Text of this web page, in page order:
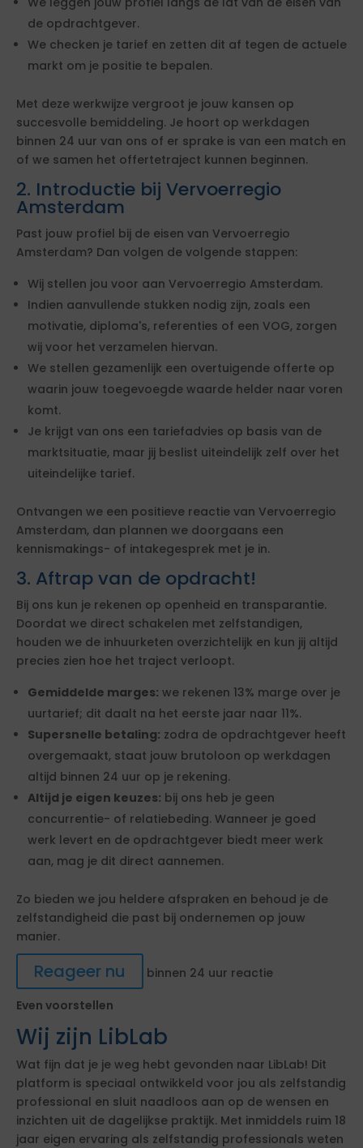
de opdrachtgever.
We checken je tarief en zetten dit af tegen de actuele
markt om je positie te bepalen.
Met deze werkwijze vergroot je jouw kansen op
succesvolle bemiddeling. Je hoort op werkdagen
binnen 24 uur van ons of er sprake is van een match en
of we samen het offertetraject kunnen beginnen.
2. Introductie bij Vervoerregio
Amsterdam
Past jouw profiel bij de eisen van Vervoerregio
Amsterdam? Dan volgen de volgende stappen:
Wij stellen jou voor aan Vervoerregio Amsterdam.
Indien aanvullende stukken nodig zijn, zoals een
motivatie, diploma's, referenties of een VOG, zorgen
wij voor het verzamelen hiervan.
We stellen gezamenlijk een overtuigende offerte op
waarin jouw toegevoegde waarde helder naar voren
komt.
Je krijgt van ons een tariefadvies op basis van de
marktsituatie, maar jij beslist uiteindelijk zelf over het
uiteindelijke tarief.
Ontvangen we een positieve reactie van Vervoerregio
Amsterdam, dan plannen we doorgaans een
kennismakings- of intakegesprek met je in.
3. Aftrap van de opdracht!
Bij ons kun je rekenen op openheid en transparantie.
Doordat we direct schakelen met zelfstandigen,
houden we de inhuurketen overzichtelijk en kun jij altijd
precies zien hoe het traject verloopt.
Gemiddelde marges: we rekenen 13% marge over je
uurtarief; dit daalt na het eerste jaar naar 11%.
Supersnelle betaling: zodra de opdrachtgever heeft
overgemaakt, staat jouw brutoloon op werkdagen
altijd binnen 24 uur op je rekening.
Altijd je eigen keuzes: bij ons heb je geen
concurrentie- of relatiebeding. Wanneer je goed
werk levert en de opdrachtgever biedt meer werk
aan, mag je dit direct aannemen.
Zo bieden we jou heldere afspraken en behoud je de
zelfstandigheid die past bij ondernemen op jouw
manier.
Reageer nu
binnen 24 uur reactie
Even voorstellen
Wij zijn LibLab
Wat fijn dat je je weg hebt gevonden naar LibLab! Dit
platform is speciaal ontwikkeld voor jou als zelfstandig
professional en sluit naadloos aan op de wensen en
inzichten uit de dagelijkse praktijk. Met inmiddels ruim 18
jaar eigen ervaring als zelfstandig professionals weten